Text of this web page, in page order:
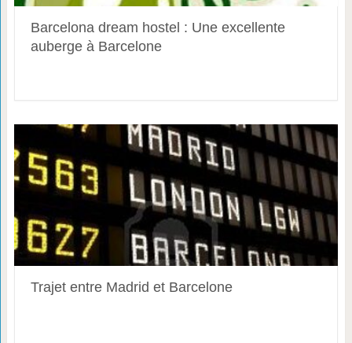
Barcelona dream hostel : Une excellente
auberge à Barcelone
Trajet entre Madrid et Barcelone